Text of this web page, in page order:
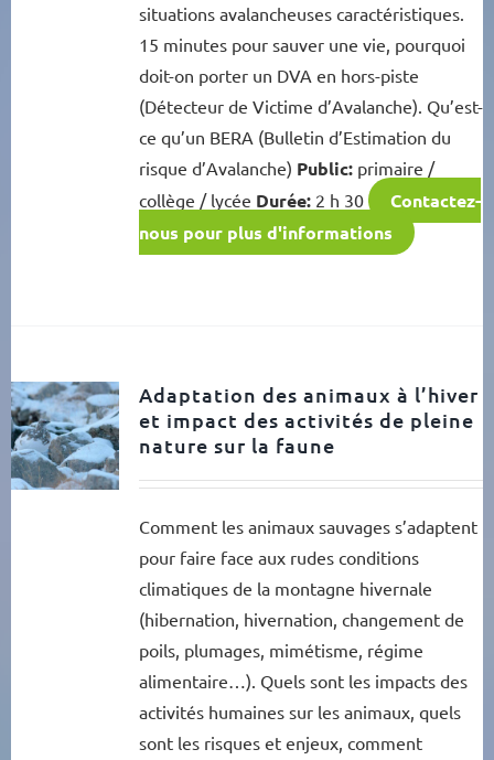
situations avalancheuses caractéristiques.
15 minutes pour sauver une vie, pourquoi
doit-on porter un DVA en hors-piste
(Détecteur de Victime d’Avalanche). Qu’est-
ce qu’un BERA (Bulletin d’Estimation du
risque d’Avalanche) Public:primaire /
collège / lycée Durée:2 h 30
Contactez-
nous pour plus d'informations
Adaptation des animaux à l’hiver
et impact des activités de pleine
nature sur la faune
Comment les animaux sauvages s’adaptent
pour faire face aux rudes conditions
climatiques de la montagne hivernale
(hibernation, hivernation, changement de
poils, plumages, mimétisme, régime
alimentaire…). Quels sont les impacts des
activités humaines sur les animaux, quels
sont les risques et enjeux, comment